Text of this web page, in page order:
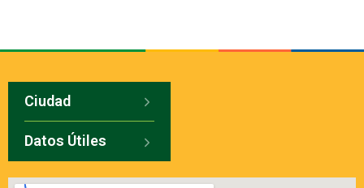
Ciudad
Datos Útiles